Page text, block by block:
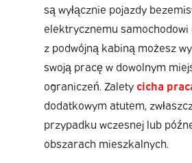
są wyłącznie pojazdy
elektrycznemu samochodowi
z podwójną kabiną możesz
swoją pracę w dowolnym
ograniczeń. Zalety cicha
dodatkowym atutem,
przypadku wczesnej lub
obszarach mieszkalnych.